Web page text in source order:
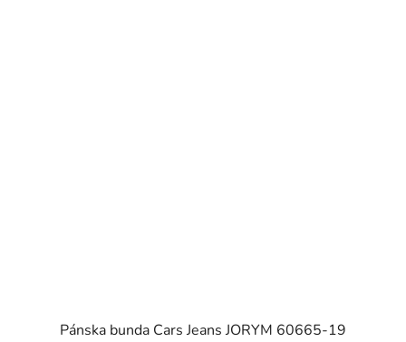
Pánska bunda Cars Jeans JORYM 60665-19